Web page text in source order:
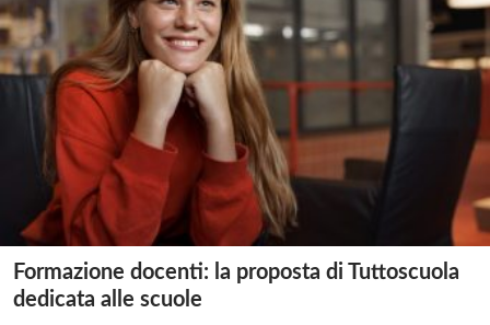
Formazione docenti: la proposta di Tuttoscuola
dedicata alle scuole